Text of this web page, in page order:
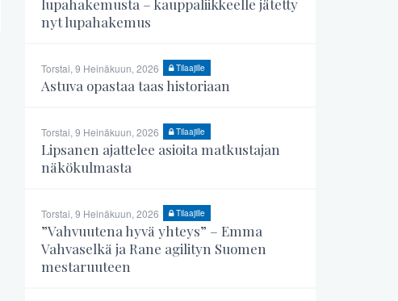
lupahakemusta – kauppaliikkeelle jätetty
nyt lupahakemus
Torstai, 9 Heinäkuun, 2026 Tilaajille
Astuva opastaa taas historiaan
Torstai, 9 Heinäkuun, 2026 Tilaajille
Lipsanen ajattelee asioita matkustajan
näkökulmasta
Torstai, 9 Heinäkuun, 2026 Tilaajille
”Vahvuutena hyvä yhteys” – Emma
Vahvaselkä ja Rane agilityn Suomen
mestaruuteen